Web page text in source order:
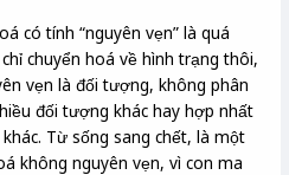
có tính “nguyên vẹn” là quá
chuyển hoá về hình trạng thôi,
vẹn là đối tượng, không phân
đối tượng khác hay hợp nhất
Từ sống sang chết, là một
không nguyên vẹn, vì con ma